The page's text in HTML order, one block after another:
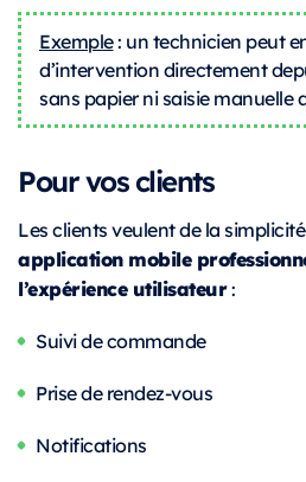
Exemple: un technicien peut
d’intervention directement
sans papier ni saisie manuelle
Pour vos clients
Les clients veulent de la
application mobile
l’expérience utilisateur:
Suivi de commande
Prise de rendez-vous
Notifications